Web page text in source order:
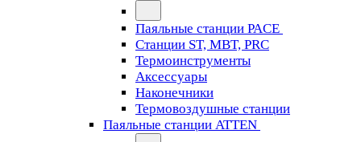
Паяльные станции PACE
Станции ST, MBT, PRC
Термоинструменты
Аксессуары
Наконечники
Термовоздушные станции
Паяльные станции ATTEN